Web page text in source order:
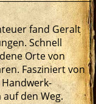
fand Geralt
Schnell
Orte von
Fasziniert von
den Weg.